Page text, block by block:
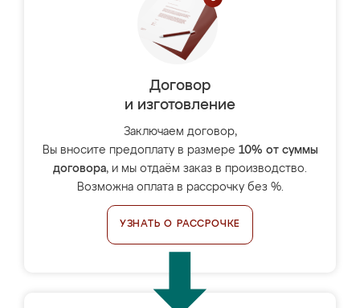
Договор
и изготовление
Заключаем договор,
Вы вносите предоплату в размере 10% от суммы
договора, и мы отдаём заказ в производство.
Возможна оплата в рассрочку без %.
УЗНАТЬ О РАССРОЧКЕ